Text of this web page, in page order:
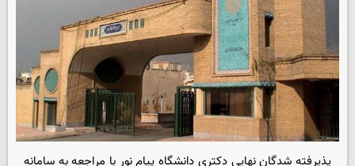
پذیرفته شدگان نهایی دکتری دانشگاه پیام نور با مراجعه به سامانه